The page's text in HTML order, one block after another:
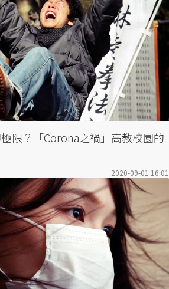
限？「Corona之禍」高教校園的
2020-09-01 16:01